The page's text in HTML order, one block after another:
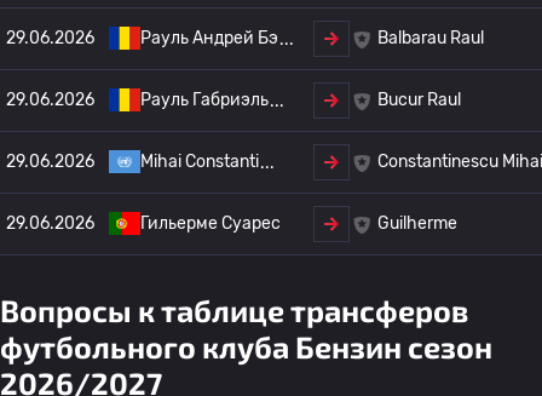
29.06.2026 Рауль Андрей Бэ Balbarau Raul
29.06.2026 Рауль Габриэль Bucur Raul
29.06.2026 Mihai Constanti Constantinescu Mihai
29.06.2026 Гильерме Суарес Guilherme
Вопросы к таблице трансферов
футбольного клуба Бензин сезон
2026/2027